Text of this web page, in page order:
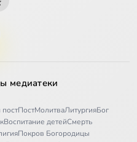
медиатеки
ПостМолитваЛитургияБог
Воспитание детейСмерть
Покров Богородицы